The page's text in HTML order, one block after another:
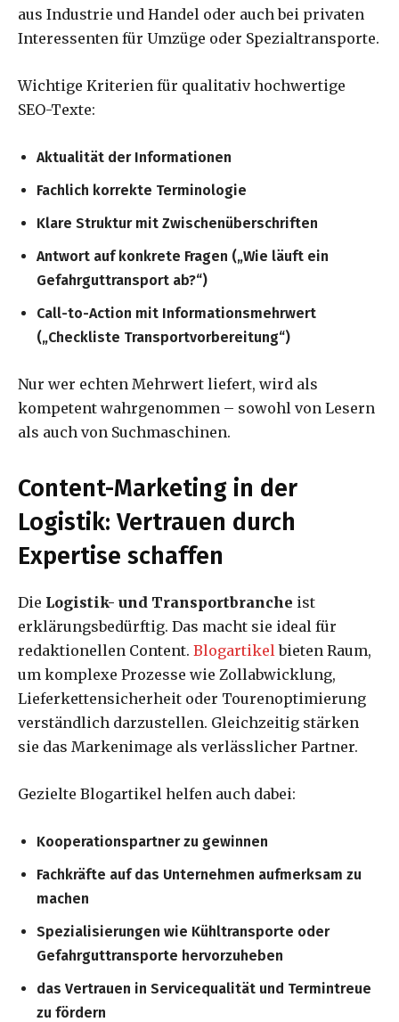
aus Industrie und Handel oder auch bei privaten
Interessenten für Umzüge oder Spezialtransporte.
Wichtige Kriterien für qualitativ hochwertige
SEO-Texte:
Aktualität der Informationen
Fachlich korrekte Terminologie
Klare Struktur mit Zwischenüberschriften
Antwort auf konkrete Fragen („Wie läuft ein
Gefahrguttransport ab?“)
Call-to-Action mit Informationsmehrwert
(„Checkliste Transportvorbereitung“)
Nur wer echten Mehrwert liefert, wird als
kompetent wahrgenommen – sowohl von Lesern
als auch von Suchmaschinen.
Content-Marketing in der
Logistik: Vertrauen durch
Expertise schaffen
Die Logistik- und Transportbranche ist
erklärungsbedürftig. Das macht sie ideal für
redaktionellen Content. Blogartikel bieten Raum,
um komplexe Prozesse wie Zollabwicklung,
Lieferkettensicherheit oder Tourenoptimierung
verständlich darzustellen. Gleichzeitig stärken
sie das Markenimage als verlässlicher Partner.
Gezielte Blogartikel helfen auch dabei:
Kooperationspartner zu gewinnen
Fachkräfte auf das Unternehmen aufmerksam zu
machen
Spezialisierungen wie Kühltransporte oder
Gefahrguttransporte hervorzuheben
das Vertrauen in Servicequalität und Termintreue
zu fördern